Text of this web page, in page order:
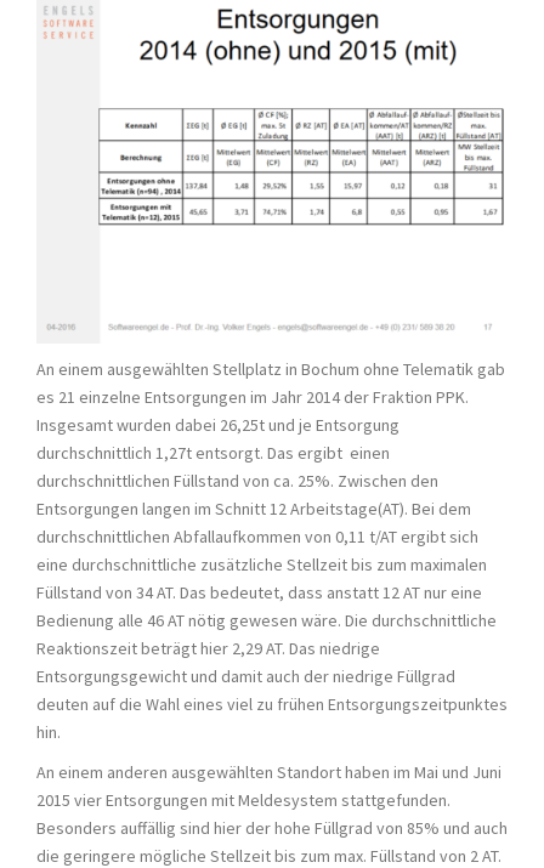
An einem ausgewählten Stellplatz in Bochum ohne Telematik gab
es 21 einzelne Entsorgungen im Jahr 2014 der Fraktion PPK.
Insgesamt wurden dabei 26,25t und je Entsorgung
durchschnittlich 1,27t entsorgt. Das ergibt einen
durchschnittlichen Füllstand von ca. 25%. Zwischen den
Entsorgungen langen im Schnitt 12 Arbeitstage(AT). Bei dem
durchschnittlichen Abfallaufkommen von 0,11 t/AT ergibt sich
eine durchschnittliche zusätzliche Stellzeit bis zum maximalen
Füllstand von 34 AT. Das bedeutet, dass anstatt 12 AT nur eine
Bedienung alle 46 AT nötig gewesen wäre. Die durchschnittliche
Reaktionszeit beträgt hier 2,29 AT. Das niedrige
Entsorgungsgewicht und damit auch der niedrige Füllgrad
deuten auf die Wahl eines viel zu frühen Entsorgungszeitpunktes
hin.
An einem anderen ausgewählten Standort haben im Mai und Juni
2015 vier Entsorgungen mit Meldesystem stattgefunden.
Besonders auffällig sind hier der hohe Füllgrad von 85% und auch
die geringere mögliche Stellzeit bis zum max. Füllstand von 2 AT.